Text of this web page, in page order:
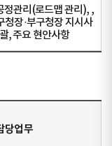
정관리(로드맵 관리), ,
청장·부구청장 지시사
, 주요 현안사항
당업무